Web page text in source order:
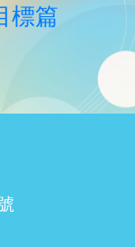
標篇